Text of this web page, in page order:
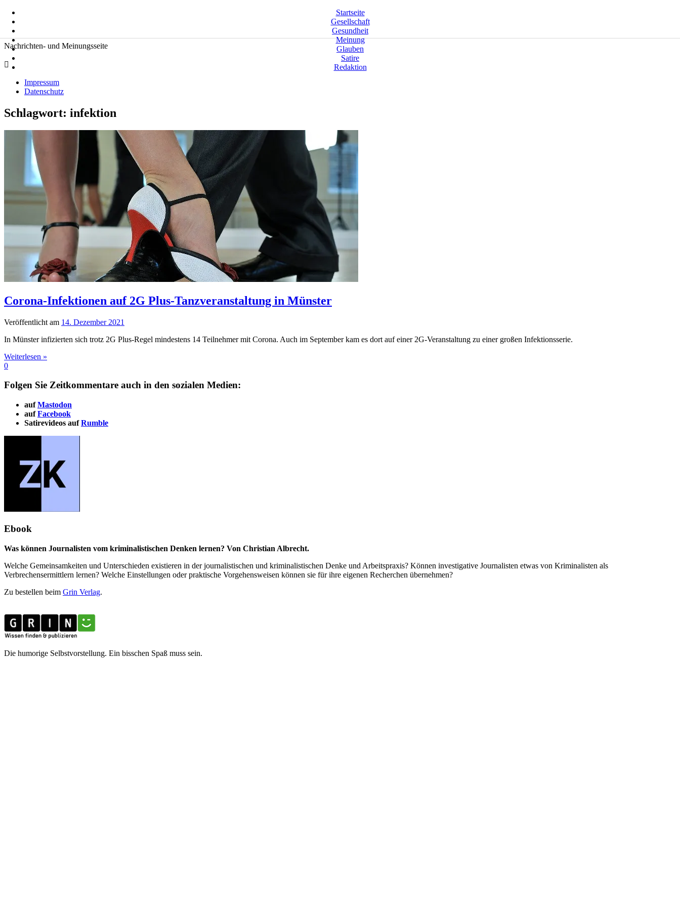
Inhalt
springen
nach:
Zeitkommentare
Nachrichten- und Meinungsseite
Impressum
Datenschutz
Startseite
Gesellschaft
Gesundheit
Meinung
Glauben
Satire
Redaktion
Schlagwort: infektion
Corona-Infektionen auf 2G Plus-Tanzveranstaltung in Münster
Veröffentlicht am 14. Dezember 2021
In Münster infizierten sich trotz 2G Plus-Regel mindestens 14 Teilnehmer mit Corona. Auch im September kam es dort auf einer 2G-Veranstaltung zu einer großen Infektionsserie.
Weiterlesen »
0
Folgen Sie Zeitkommentare auch in den sozialen Medien:
aufMastodon
auf Facebook
Satirevideos aufRumble
Ebook
Was können Journalisten vom kriminalistischen Denken lernen? Von Christian Albrecht.
Welche Gemeinsamkeiten und Unterschieden existieren in der journalistischen und kriminalistischen Denke und Arbeitspraxis? Können investigative Journalisten etwas von Kriminalisten als
Verbrechensermittlern lernen? Welche Einstellungen oder praktische Vorgehensweisen können sie für ihre eigenen Recherchen übernehmen?
Zu bestellen beim Grin Verlag.
Die humorige Selbstvorstellung. Ein bisschen Spaß muss sein.